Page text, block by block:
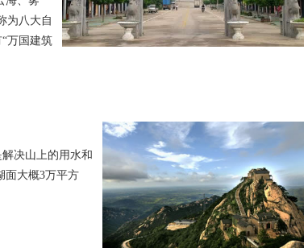
为八大自
万国建筑
决山上的用水和
面大概3万平方